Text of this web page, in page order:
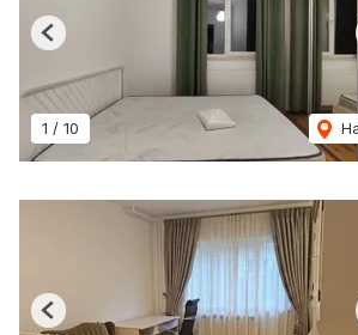
1 / 10
Previous
Previous